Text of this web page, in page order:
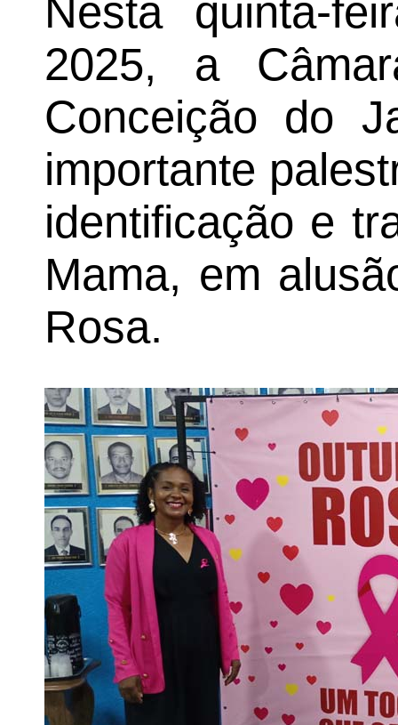
Nesta quinta-
2025, a
Conceição do
importante
identificação e
Mama, em
Rosa.